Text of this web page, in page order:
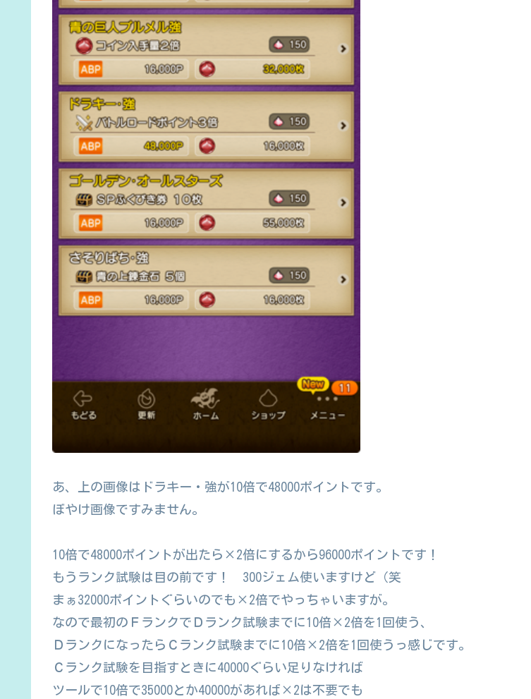
あ、上の画像はドラキー・強が10倍で48000ポイントです。
ぼやけ画像ですみません。
10倍で48000ポイントが出たら×2倍にするから96000ポイントです！
もうランク試験は目の前です！ 300ジェム使いますけど（笑
まぁ32000ポイントぐらいのでも×2倍でやっちゃいますが。
なので最初のＦランクでＤランク試験までに10倍×2倍を1回使う、
ＤランクになったらＣランク試験までに10倍×2倍を1回使うっ感じです。
Ｃランク試験を目指すときに40000ぐらい足りなければ
ツールで10倍で35000とか40000があれば×2は不要でも